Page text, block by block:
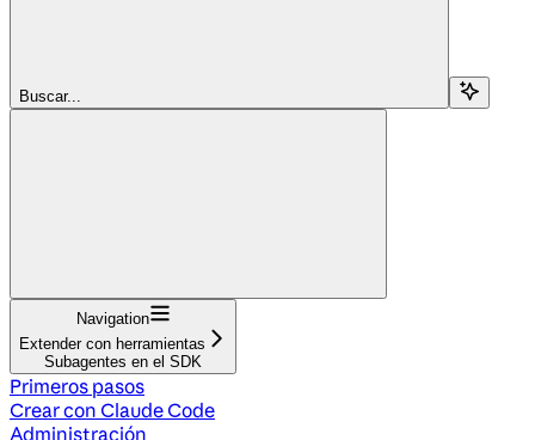
Buscar...
Navigation
Extender con herramientas
Subagentes en el SDK
Primeros pasos
Crear con Claude Code
Administración